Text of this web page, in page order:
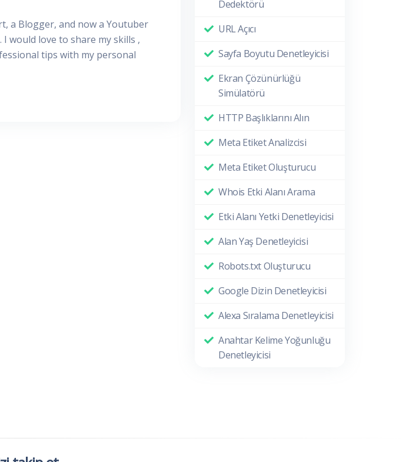
a Blogger, and now a Youtuber
would love to share my skills ,
tips with my personal
Dedektörü
URL Açıcı
Sayfa Boyutu Denetleyicisi
Ekran Çözünürlüğü
Simülatörü
HTTP Başlıklarını Alın
Meta Etiket Analizcisi
Meta Etiket Oluşturucu
Whois Etki Alanı Arama
Etki Alanı Yetki Denetleyicisi
Alan Yaş Denetleyicisi
Robots.txt Oluşturucu
Google Dizin Denetleyicisi
Alexa Sıralama Denetleyicisi
Anahtar Kelime Yoğunluğu
Denetleyicisi